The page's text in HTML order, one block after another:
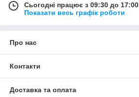
Сьогодні працює з 09:30 до 17:00
Показати весь графік роботи
Про нас
Контакти
Доставка та оплата